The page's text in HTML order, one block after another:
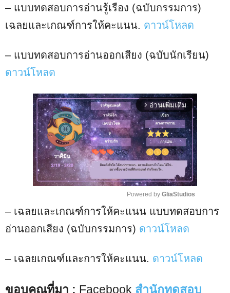
– แบบทดสอบการอ่านรู้เรือง (ฉบับกรรมการ)
เฉลยและเกณฑ์การให้คะแนน. ดาวน์โหลด
– แบบทดสอบการอ่านออกเสียง (ฉบับนักเรียน)
ดาวน์โหลด
arrow_forward_ios อ่านเพิ่มเติม
M
u
t
Powered by GliaStudios
– เฉลยและเกณฑ์การให้คะแนน แบบทดสอบการ
อ่านออกเสียง (ฉบับกรรมการ) ดาวน์โหลด
– เฉลยเกณฑ์และการให้คะแนน. ดาวน์โหลด
ขอบคุณที่มา : Facebook สำนักทดสอบ